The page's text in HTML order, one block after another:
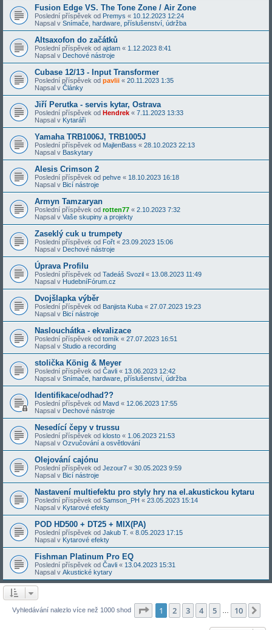
Fusion Edge VS. The Tone Zone / Air Zone
Poslední příspěvek od Premys « 10.12.2023 12:24
Napsal v Snímače, hardware, příslušenství, údržba
Altsaxofon do začátků
Poslední příspěvek od ajdam « 1.12.2023 8:41
Napsal v Dechové nástroje
Cubase 12/13 - Input Transformer
Poslední příspěvek od pavlii « 20.11.2023 1:35
Napsal v Články
Jiří Perutka - servis kytar, Ostrava
Poslední příspěvek od Hendrek « 7.11.2023 13:33
Napsal v Kytaráři
Yamaha TRB1006J, TRB1005J
Poslední příspěvek od MajlenBass « 28.10.2023 22:13
Napsal v Baskytary
Alesis Crimson 2
Poslední příspěvek od pehve « 18.10.2023 16:18
Napsal v Bicí nástroje
Armyn Tamzaryan
Poslední příspěvek od rotten77 « 2.10.2023 7:32
Napsal v Vaše skupiny a projekty
Zaseklý cuk u trumpety
Poslední příspěvek od Fořt « 23.09.2023 15:06
Napsal v Dechové nástroje
Úprava Profilu
Poslední příspěvek od Tadeáš Svozil « 13.08.2023 11:49
Napsal v HudebníFórum.cz
Dvojšlapka výběr
Poslední příspěvek od Banjista Kuba « 27.07.2023 19:23
Napsal v Bicí nástroje
Naslouchátka - ekvalizace
Poslední příspěvek od tomík « 27.07.2023 16:51
Napsal v Studio a recording
stolička König & Meyer
Poslední příspěvek od Čavli « 13.06.2023 12:42
Napsal v Snímače, hardware, příslušenství, údržba
Identifikace/odhad??
Poslední příspěvek od Mavd « 12.06.2023 17:55
Napsal v Dechové nástroje
Nesedící čepy v trussu
Poslední příspěvek od klosto « 1.06.2023 21:53
Napsal v Ozvučování a osvětlování
Olejování cajónu
Poslední příspěvek od Jezour7 « 30.05.2023 9:59
Napsal v Bicí nástroje
Nastavení multiefektu pro styly hry na el.akustickou kytaru
Poslední příspěvek od Samson_PH « 23.05.2023 15:14
Napsal v Kytarové efekty
POD HD500 + DT25 + MIX(PA)
Poslední příspěvek od Jakub T. « 8.05.2023 17:15
Napsal v Kytarové efekty
Fishman Platinum Pro EQ
Poslední příspěvek od Čavli « 13.04.2023 15:31
Napsal v Akustické kytary
Vyhledávání nalezlo více než 1000 shod Stránka z 10
1 2 3 4 5 10